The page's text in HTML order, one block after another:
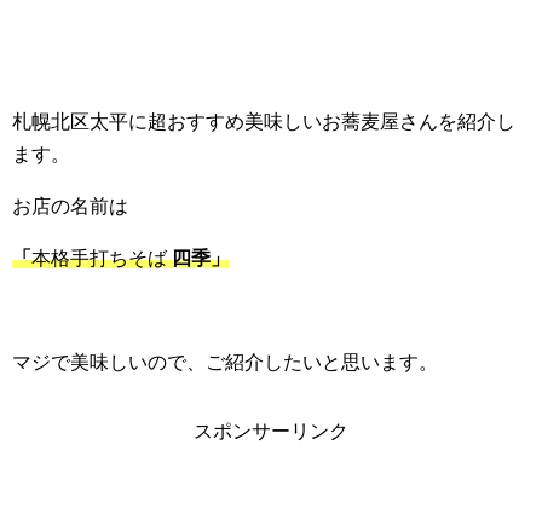
札幌北区太平に超おすすめ美味しいお蕎麦屋さんを紹介し
ます。
お店の名前は
「本格手打ちそば四季」
マジで美味しいので、ご紹介したいと思います。
スポンサーリンク